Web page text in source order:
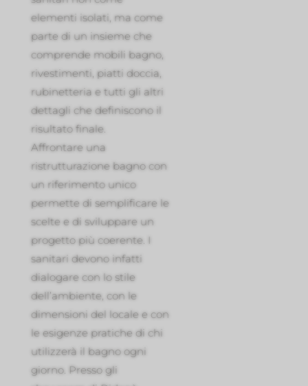
elementi isolati, ma come
parte di un insieme che
comprende mobili bagno,
rivestimenti, piatti doccia,
rubinetteria e tutti gli altri
dettagli che definiscono il
risultato finale.
Affrontare una
ristrutturazione bagno con
un riferimento unico
permette di semplificare le
scelte e di sviluppare un
progetto più coerente. I
sanitari devono infatti
dialogare con lo stile
dell’ambiente, con le
dimensioni del locale e con
le esigenze pratiche di chi
utilizzerà il bagno ogni
giorno. Presso gli